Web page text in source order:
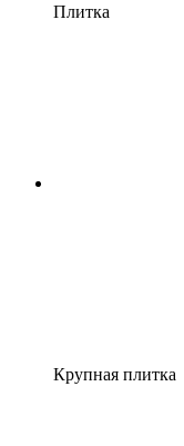
Плитка
Крупная плитка